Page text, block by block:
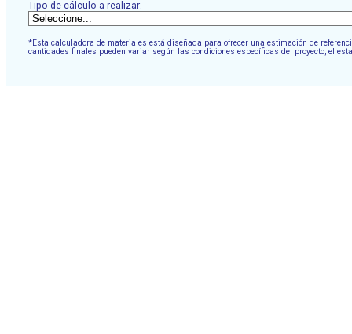
Tipo de cálculo a realizar:
*Esta calculadora de materiales está diseñada para ofrecer una estimación de
cantidades finales pueden variar según las condiciones específicas del proyecto, el